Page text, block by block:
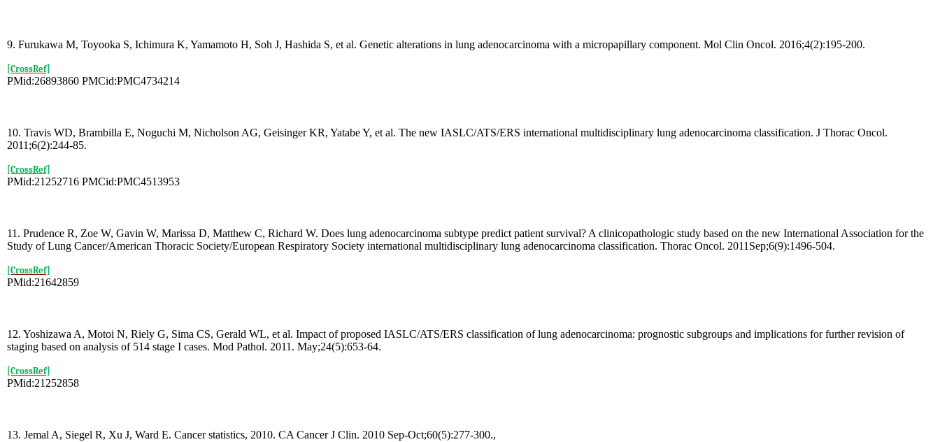
9. Furukawa M, Toyooka S, Ichimura K, Yamamoto H, Soh J, Hashida S, et al. Genetic alterations in lung adenocarcinoma with a micropapillary component. Mol Clin Oncol. 2016;4(2):195-200.
[CrossRef]
PMid:26893860 PMCid:PMC4734214
10. Travis WD, Brambilla E, Noguchi M, Nicholson AG, Geisinger KR, Yatabe Y, et al. The new IASLC/ATS/ERS international multidisciplinary lung adenocarcinoma classification. J Thorac Oncol.
2011;6(2):244-85.
[CrossRef]
PMid:21252716 PMCid:PMC4513953
11. Prudence R, Zoe W, Gavin W, Marissa D, Matthew C, Richard W. Does lung adenocarcinoma subtype predict patient survival? A clinicopathologic study based on the new International Association for the
Study of Lung Cancer/American Thoracic Society/European Respiratory Society international multidisciplinary lung adenocarcinoma classification. Thorac Oncol. 2011Sep;6(9):1496-504.
[CrossRef]
PMid:21642859
12. Yoshizawa A, Motoi N, Riely G, Sima CS, Gerald WL, et al. Impact of proposed IASLC/ATS/ERS classification of lung adenocarcinoma: prognostic subgroups and implications for further revision of
staging based on analysis of 514 stage I cases. Mod Pathol. 2011. May;24(5):653-64.
[CrossRef]
PMid:21252858
13. Jemal A, Siegel R, Xu J, Ward E. Cancer statistics, 2010. CA Cancer J Clin. 2010 Sep-Oct;60(5):277-300.,